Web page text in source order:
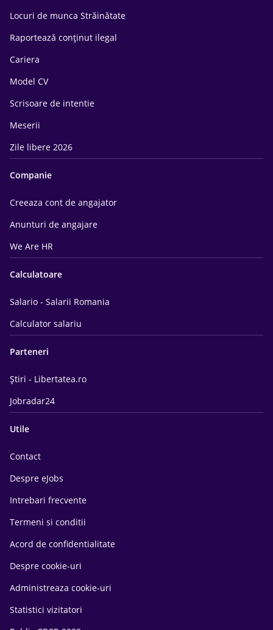
Locuri de munca Străinătate
Raportează conținut ilegal
Cariera
Model CV
Scrisoare de intentie
Meserii
Zile libere 2026
Companie
Creeaza cont de angajator
Anunturi de angajare
We Are HR
Calculatoare
Salario - Salarii Romania
Calculator salariu
Parteneri
Știri - Libertatea.ro
Jobradar24
Utile
Contact
Despre eJobs
Intrebari frecvente
Termeni si conditii
Acord de confidentialitate
Despre cookie-uri
Administreaza cookie-uri
Statistici vizitatori